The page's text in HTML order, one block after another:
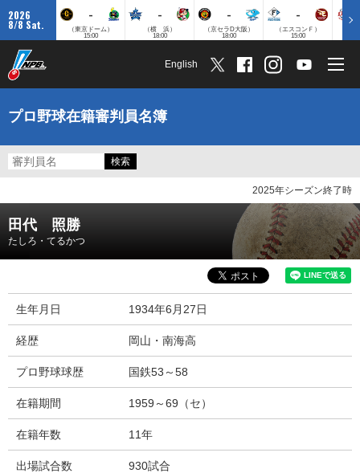
2026
8/8 Sat.
-
（東京ドーム）
15:00
-
（横 浜）
18:00
-
（京セラD大阪）
18:00
-
（エスコンＦ）
15:00
English
プロ野球在籍審判員名簿
2025年シーズン終了時
田代 照勝
たしろ・てるかつ
生年月日 1934年6月27日
経歴 岡山・南海高
プロ野球球歴 国鉄53～58
在籍期間 1959～69（セ）
在籍年数 11年
出場試合数 930試合